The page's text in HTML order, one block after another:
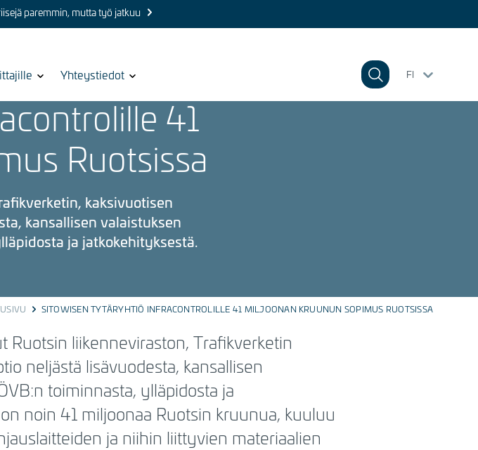
paremmin, mutta työ jatkuu
Show
for
Yhteystiedot FI
41
Ruotsissa
kaksivuotisen
kansallisen valaistuksen
ja jatkokehityksestä.
SITOWISEN TYTÄRYHTIÖ INFRACONTROLILLE 41 MILJOONAN KRUUNUN SOPIMUS RUOTSISSA
liikenneviraston, Trafikverketin
neljästä lisävuodesta, kansallisen
toiminnasta, ylläpidosta ja
noin 41 miljoonaa Ruotsin kruunua, kuuluu
ja niihin liittyvien materiaalien